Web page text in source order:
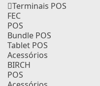
Terminais POS
FEC
POS
Bundle POS
Tablet POS
Acessórios
BIRCH
POS